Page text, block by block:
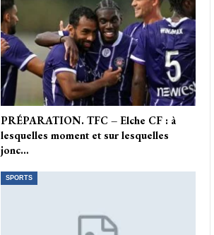
PRÉPARATION. TFC – Elche CF : à
lesquelles moment et sur lesquelles
jonc…
SPORTS